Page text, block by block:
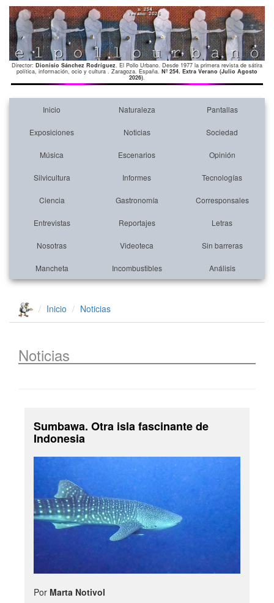
Director: Dionisio Sánchez Rodríguez. El Pollo Urbano. Desde 1977 la primera revista de sátira
política, información, ocio y cultura . Zaragoza. España. Nº 254. Extra Verano (Julio Agosto
2026).
Inicio Naturaleza Pantallas
Exposiciones Noticias Sociedad
Música Escenarios Opinión
Silvicultura Informes Tecnologías
Ciencia Gastronomía Corresponsales
Entrevistas Reportajes Letras
Nosotras Videoteca Sin barreras
Mancheta Incombustibles Análisis
Inicio Noticias
Noticias
Sumbawa. Otra isla fascinante de
Indonesia
Por Marta Notivol